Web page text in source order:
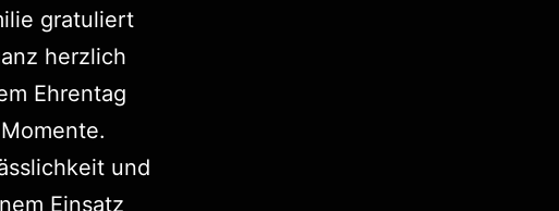
gratuliert
herzlich
Ehrentag
und
Einsatz